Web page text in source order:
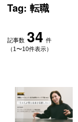
インタビュー
ニュース＆イベント
データ
初めての方へ
Q&A
企業担当の方へ
Tag: 転職
記事数 34 件
（1〜10件表示）